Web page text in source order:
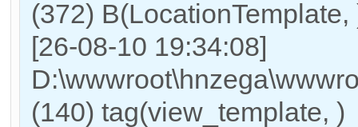
(372) B(LocationTemplate,
[26-08-10 19:34:08]
(140) tag(view_template, )